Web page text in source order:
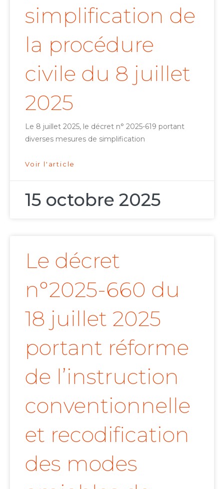
simplification de
la procédure
civile du 8 juillet
2025
Le 8 juillet 2025, le décret n° 2025-619 portant
diverses mesures de simplification
Voir l'article
15 octobre 2025
Le décret
n°2025-660 du
18 juillet 2025
portant réforme
de l’instruction
conventionnelle
et recodification
des modes